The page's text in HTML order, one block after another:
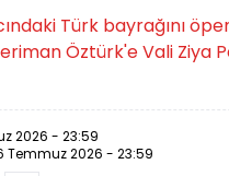
Türk bayrağını
Öztürk'e Vali Ziya
2026 - 23:59
Temmuz 2026 - 23:59